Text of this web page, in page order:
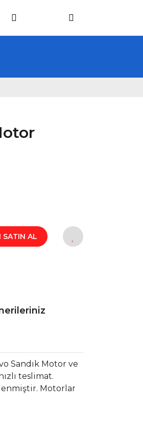
SATIN AL
Sandık Motor ve
teslimat.
Motorlar